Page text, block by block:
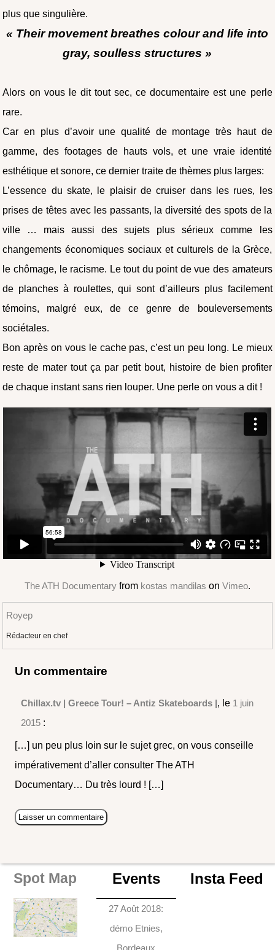
plus que singulière.
« Their movement breathes colour and life into
gray, soulless structures »
Alors on vous le dit tout sec, ce documentaire est une perle
rare.
Car en plus d’avoir une qualité de montage très haut de
gamme, des footages de hauts vols, et une vraie identité
esthétique et sonore, ce dernier traite de thèmes plus larges:
L’essence du skate, le plaisir de cruiser dans les rues, les
prises de têtes avec les passants, la diversité des spots de la
ville … mais aussi des sujets plus sérieux comme les
changements économiques sociaux et culturels de la Grèce,
le chômage, le racisme. Le tout du point de vue des amateurs
de planches à roulettes, qui sont d’ailleurs plus facilement
témoins, malgré eux, de ce genre de bouleversements
sociétales.
Bon après on vous le cache pas, c’est un peu long. Le mieux
reste de mater tout ça par petit bout, histoire de bien profiter
de chaque instant sans rien louper. Une perle on vous a dit !
The ATH Documentaryfrom kostas mandilas on Vimeo.
Royep
Rédacteur en chef
Un commentaire
Chillax.tv | Greece Tour! – Antiz Skateboards |, le 1 juin
2015 :
[…] un peu plus loin sur le sujet grec, on vous conseille
impérativement d’aller consulter The ATH
Documentary… Du très lourd ! […]
Spot Map Events
27 Août 2018:
démo Etnies,
Bordeaux
Insta Feed